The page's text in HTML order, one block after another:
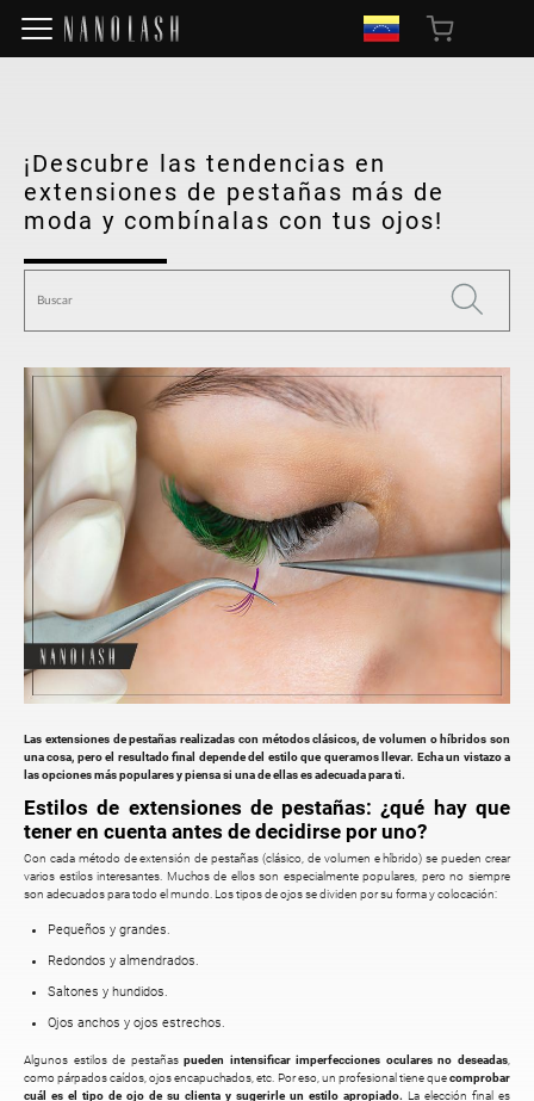
¡Descubre las tendencias en
extensiones de pestañas más de
moda y combínalas con tus ojos!
Las extensiones de pestañas realizadas con métodos clásicos, de volumen o híbridos son
una cosa, pero el resultado final depende del estilo que queramos llevar. Echa un vistazo a
las opciones más populares y piensa si una de ellas es adecuada para ti.
Estilos de extensiones de pestañas: ¿qué hay que
tener en cuenta antes de decidirse por uno?
Con cada método de extensión de pestañas (clásico, de volumen e híbrido) se pueden crear
varios estilos interesantes. Muchos de ellos son especialmente populares, pero no siempre
son adecuados para todo el mundo. Los tipos de ojos se dividen por su forma y colocación:
Pequeños y grandes.
Redondos y almendrados.
Saltones y hundidos.
Ojos anchos y ojos estrechos.
Algunos estilos de pestañaspueden intensificar imperfecciones oculares no deseadas
como párpados caídos, ojos encapuchados, etc. Por eso, un profesional tiene quecomprobar
cuál es el tipo de ojo de su clienta y sugerirle un estilo apropiado. La elección final es